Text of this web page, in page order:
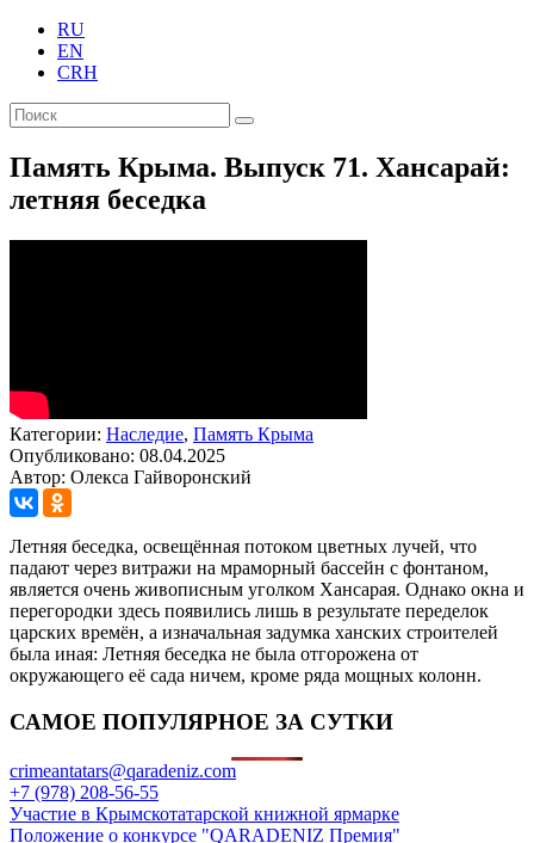
RU
EN
CRH
Память Крыма. Выпуск 71. Хансарай:
летняя беседка
Категории: Наследие, Память Крыма
Опубликовано: 08.04.2025
Автор: Олекса Гайворонский
Летняя беседка, освещённая потоком цветных лучей, что
падают через витражи на мраморный бассейн с фонтаном,
является очень живописным уголком Хансарая. Однако окна и
перегородки здесь появились лишь в результате переделок
царских времён, а изначальная задумка ханских строителей
была иная: Летняя беседка не была отгорожена от
окружающего её сада ничем, кроме ряда мощных колонн.
САМОЕ ПОПУЛЯРНОЕ ЗА СУТКИ
crimeantatars@qaradeniz.com
+7 (978) 208-56-55
Участие в Крымскотатарской книжной ярмарке
Положение о конкурсе "QARADENIZ Премия"